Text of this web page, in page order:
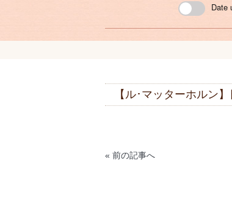
Date
【ル･マッターホルン
« 前の記事へ